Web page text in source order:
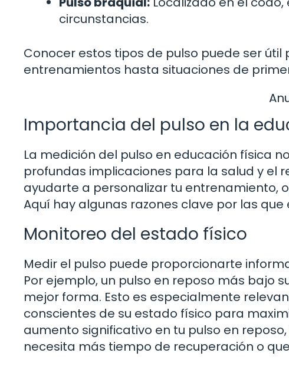
circunstancias.
Conocer estos tipos de pulso puede ser
entrenamientos hasta situaciones de
Importancia del pulso en la
La medición del pulso en educación física
profundas implicaciones para la salud y el
ayudarte a personalizar tu entrenamiento,
Aquí hay algunas razones clave por las
Monitoreo del estado físico
Medir el pulso puede proporcionarte
Por ejemplo, un pulso en reposo más bajo
mejor forma. Esto es especialmente
conscientes de su estado físico para
aumento significativo en tu pulso en
necesita más tiempo de recuperación o